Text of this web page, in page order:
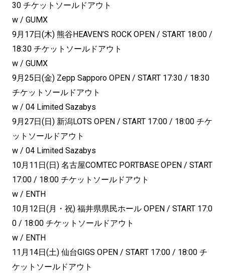
30 チケットソールドアウト
w / GUMX
9月17日(木) 熊谷HEAVEN’S ROCK OPEN / START 18:00 /
18:30 チケットソールドアウト
w / GUMX
9月25日(金) Zepp Sapporo OPEN / START 17:30 / 18:30
チケットソールドアウト
w / 04 Limited Sazabys
9月27日(日) 新潟LOTS OPEN / START 17:00 / 18:00 チケ
ットソールドアウト
w / 04 Limited Sazabys
10月11日(日) 名古屋COMTEC PORTBASE OPEN / START
17:00 / 18:00 チケットソールドアウト
w / ENTH
10月12日(月・祝) 福井県県民ホール OPEN / START 17:0
0 / 18:00 チケットソールドアウト
w / ENTH
11月14日(土) 仙台GIGS OPEN / START 17:00 / 18:00 チ
ケットソールドアウト